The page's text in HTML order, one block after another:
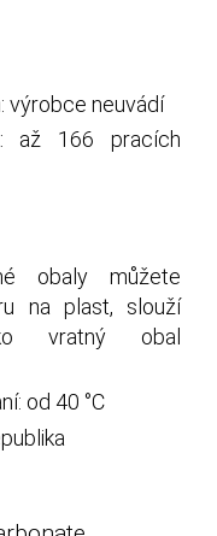
výrobce neuvádí
až 166 pracích
obaly můžete
na plast, slouží
vratný obal
od 40 °C